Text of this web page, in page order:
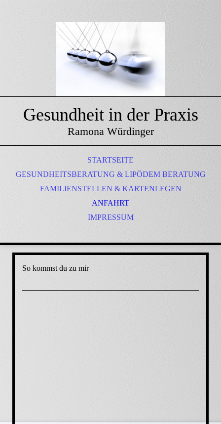
Gesundheit in der Praxis
Ramona Würdinger
STARTSEITE
GESUNDHEITSBERATUNG & LIPÖDEM BERATUNG
FAMILIENSTELLEN & KARTENLEGEN
ANFAHRT
IMPRESSUM
So kommst du zu mir